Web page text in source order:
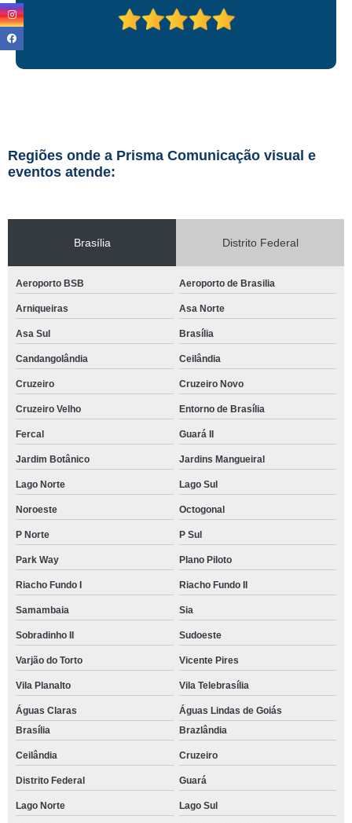
Regiões onde a Prisma Comunicação visual e
eventos atende:
Brasília Distrito Federal
Aeroporto BSB Aeroporto de Brasilia
Arniqueiras Asa Norte
Asa Sul Brasília
Candangolândia Ceilândia
Cruzeiro Cruzeiro Novo
Cruzeiro Velho Entorno de Brasília
Fercal Guará II
Jardim Botânico Jardins Mangueiral
Lago Norte Lago Sul
Noroeste Octogonal
P Norte P Sul
Park Way Plano Piloto
Riacho Fundo I Riacho Fundo II
Samambaia Sia
Sobradinho II Sudoeste
Varjão do Torto Vicente Pires
Vila Planalto Vila Telebrasília
Águas Claras
Águas Lindas de Goiás
Brasília
Brazlândia
Ceilândia Cruzeiro
Distrito Federal Guará
Lago Norte Lago Sul